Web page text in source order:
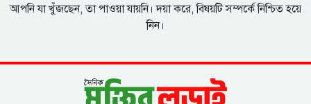
আপনি যা খুঁজছেন, তা পাওয়া যায়নি। দয়া করে, বিষয়টি সম্পর্কে নিশ্চিত হয়ে
নিন।